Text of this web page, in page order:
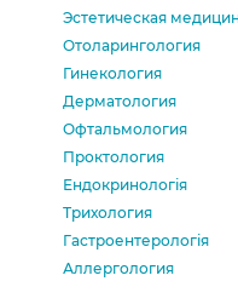
Эстетическая
Отоларингология
Гинекология
Дерматология
Офтальмология
Проктология
Ендокринологія
Трихология
Гастроентерологія
Аллергология